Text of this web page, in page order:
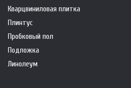
Кварцвиниловая плитка
Плинтус
Пробковый пол
Подложка
Линолеум